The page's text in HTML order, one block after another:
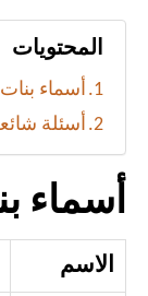
المحتويات
أسماء
أسئلة
أسماء
الاسم